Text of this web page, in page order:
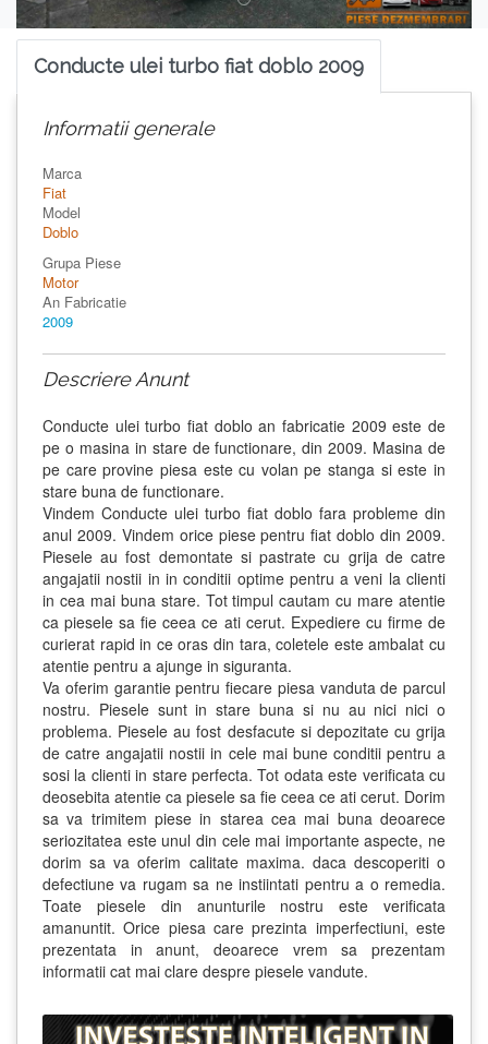
Conducte ulei turbo fiat doblo 2009
Informatii generale
Marca
Fiat
Model
Doblo
Grupa Piese
Motor
An Fabricatie
2009
Descriere Anunt
Conducte ulei turbo fiat doblo an fabricatie 2009 este de
pe o masina in stare de functionare, din 2009. Masina de
pe care provine piesa este cu volan pe stanga si este in
stare buna de functionare.
Vindem Conducte ulei turbo fiat doblo fara probleme din
anul 2009. Vindem orice piese pentru fiat doblo din 2009.
Piesele au fost demontate si pastrate cu grija de catre
angajatii nostii in in conditii optime pentru a veni la clienti
in cea mai buna stare. Tot timpul cautam cu mare atentie
ca piesele sa fie ceea ce ati cerut. Expediere cu firme de
curierat rapid in ce oras din tara, coletele este ambalat cu
atentie pentru a ajunge in siguranta.
Va oferim garantie pentru fiecare piesa vanduta de parcul
nostru. Piesele sunt in stare buna si nu au nici nici o
problema. Piesele au fost desfacute si depozitate cu grija
de catre angajatii nostii in cele mai bune conditii pentru a
sosi la clienti in stare perfecta. Tot odata este verificata cu
deosebita atentie ca piesele sa fie ceea ce ati cerut. Dorim
sa va trimitem piese in starea cea mai buna deoarece
seriozitatea este unul din cele mai importante aspecte, ne
dorim sa va oferim calitate maxima. daca descoperiti o
defectiune va rugam sa ne instiintati pentru a o remedia.
Toate piesele din anunturile nostru este verificata
amanuntit. Orice piesa care prezinta imperfectiuni, este
prezentata in anunt, deoarece vrem sa prezentam
informatii cat mai clare despre piesele vandute.